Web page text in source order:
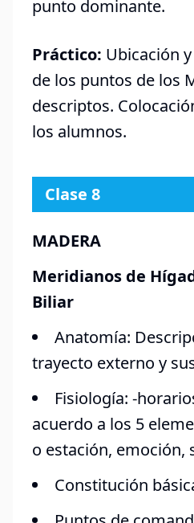
punto dominante.
Práctico: Ubicación
de los puntos de los
descriptos.
los alumnos.
Clase 8
MADERA
Meridianos de
Biliar
Anatomía:
trayecto externo y
Fisiología: -
acuerdo a los 5
o estación, emoción,
Constitución